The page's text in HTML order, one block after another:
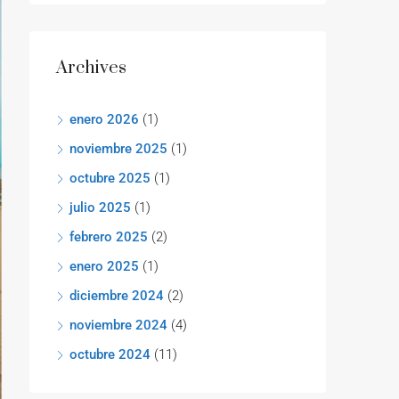
Archives
enero 2026 (1)
noviembre 2025 (1)
octubre 2025 (1)
julio 2025 (1)
febrero 2025 (2)
enero 2025 (1)
diciembre 2024 (2)
noviembre 2024 (4)
octubre 2024 (11)